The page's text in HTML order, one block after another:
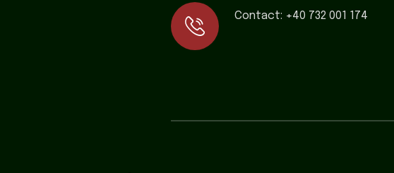
Contact: +40 732 001 174